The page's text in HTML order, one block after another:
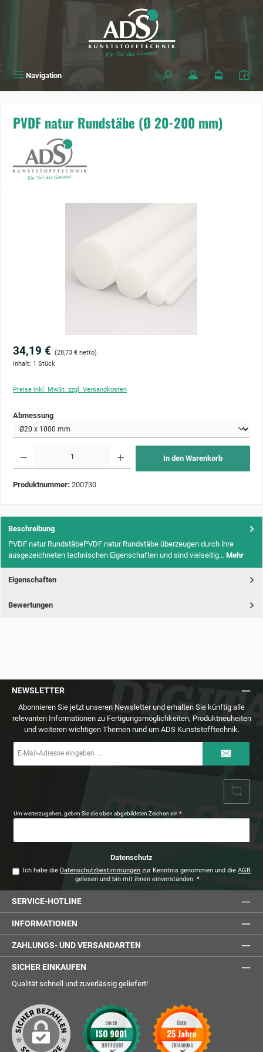
Navigation
PVDF natur Rundstäbe (Ø 20-200 mm)
34,19 € (28,73 € netto)
Inhalt: 1 Stück
Preise inkl. MwSt. zzgl. Versandkosten
Abmessungauswählen
In den Warenkorb
Produktnummer: 200730
Beschreibung
PVDF natur RundstäbePVDF natur Rundstäbe überzeugen durch ihre
ausgezeichneten technischen Eigenschaften und sind vielseitig… Mehr
Eigenschaften
Bewertungen
NEWSLETTER
Abonnieren Sie jetzt unseren Newsletter und erhalten Sie künftig alle
relevanten Informationen zu Fertigungsmöglichkeiten, Produktneuheiten
und weiteren wichtigen Themen rund um ADS Kunststofftechnik.
Mail-
Um weiterzugehen, geben Sie die oben abgebildeten Zeichen ein*
Datenschutz
Ich habe die Datenschutzbestimmungen zur Kenntnis genommen und dieAGB
gelesen und bin mit ihnen einverstanden. *
SERVICE-HOTLINE
INFORMATIONEN
ZAHLUNGS- UND VERSANDARTEN
SICHER EINKAUFEN
Qualität schnell und zuverlässig geliefert!